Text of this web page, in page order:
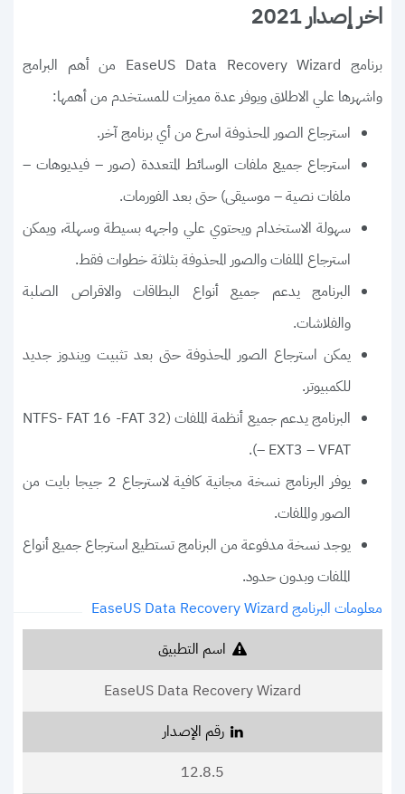
اخر إصدار 2021
برنامج EaseUS Data Recovery Wizard من أهم البرامج
واشهرها علي الاطلاق ويوفر عدة مميزات للمستخدم من أهمها:
استرجاع الصور المحذوفة اسرع من أي برنامج آخر.
استرجاع جميع ملفات الوسائط المتعددة (صور – فيديوهات –
ملفات نصية – موسيقى) حتى بعد الفورمات.
سهولة الاستخدام ويحتوي علي واجهه بسيطة وسهلة، ويمكن
استرجاع الملفات والصور المحذوفة بثلاثة خطوات فقط.
البرنامج يدعم جميع أنواع البطاقات والاقراص الصلبة
والفلاشات.
يمكن استرجاع الصور المحذوفة حتى بعد تثبيت ويندوز جديد
للكمبيوتر.
البرنامج يدعم جميع أنظمة الملفات (NTFS- FAT 16 -FAT 32
– EXT3 – VFAT).
يوفر البرنامج نسخة مجانية كافية لاسترجاع 2 جيجا بايت من
الصور والملفات.
يوجد نسخة مدفوعة من البرنامج تستطيع استرجاع جميع أنواع
الملفات وبدون حدود.
معلومات البرنامج EaseUS Data Recovery Wizard
اسم التطبيق
EaseUS Data Recovery Wizard
رقم الإصدار
12.8.5